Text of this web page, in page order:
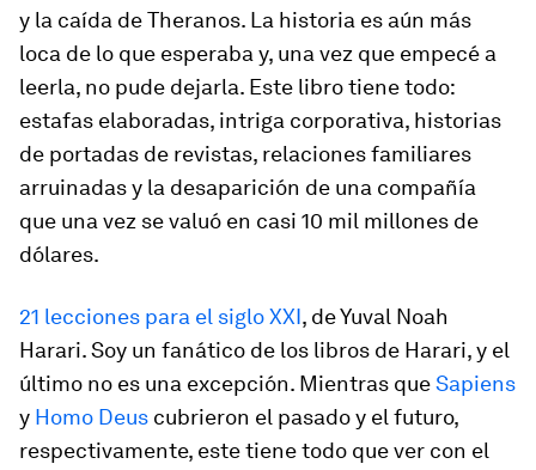
y la caída de Theranos. La historia es aún más
loca de lo que esperaba y, una vez que empecé a
leerla, no pude dejarla. Este libro tiene todo:
estafas elaboradas, intriga corporativa, historias
de portadas de revistas, relaciones familiares
arruinadas y la desaparición de una compañía
que una vez se valuó en casi 10 mil millones de
dólares.
21 lecciones para el siglo XXI, de Yuval Noah
Harari. Soy un fanático de los libros de Harari, y el
último no es una excepción. Mientras queSapiens
y Homo Deus cubrieron el pasado y el futuro,
respectivamente, este tiene todo que ver con el